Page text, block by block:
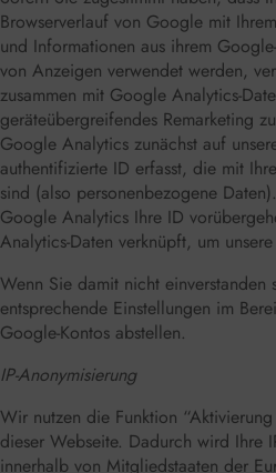
Browserverlauf von Google mit
und Informationen aus ihrem
von Anzeigen verwendet werden,
zusammen mit Google Analytics-
geräteübergreifendes Remarketing
Google Analytics zunächst auf
authentifizierte ID erfasst, die mit
sind (also personenbezogene
Google Analytics Ihre ID
Analytics-Daten verknüpft, um
Wenn Sie damit nicht
entsprechende Einstellungen im
Google-Kontos abstellen.
IP-Anonymisierung
Wir nutzen die Funktion
dieser Webseite. Dadurch wird Ihre
innerhalb von Mitgliedstaaten der